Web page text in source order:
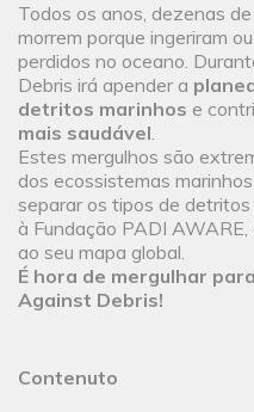
Todos os anos, dezenas
morrem porque ingeriram
perdidos no oceano.
Debris irá apender a
detritos marinhos e
mais saudável.
Estes mergulhos são
dos ecossistemas
separar os tipos de
à Fundação PADI
ao seu mapa global.
É hora de mergulhar
Against Debris!
Contenuto